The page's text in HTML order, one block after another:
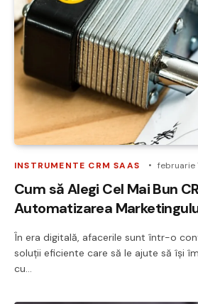
INSTRUMENTE CRM SAAS februarie
Cum să Alegi Cel Mai Bun
Automatizarea
În era digitală, afacerile sunt într-o
soluții eficiente care să le ajute să își
cu…